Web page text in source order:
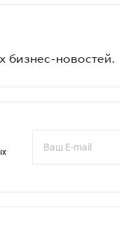
бизнес-новостей.